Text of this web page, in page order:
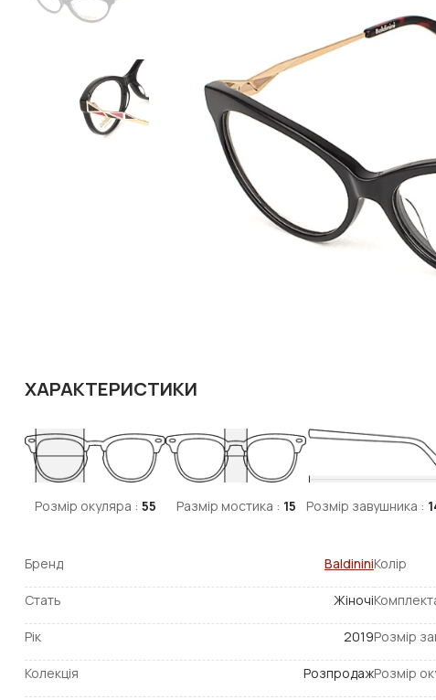
ХАРАКТЕРИСТИКИ
Розмір окуляра : 55 Размір мостика : 15 Розмір завушника :
Бренд Baldinini
Стать Жіночі
Рік 2019
Колекція Розпродаж
Колір
Розмір
Розмір